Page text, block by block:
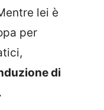
lei è
per
di